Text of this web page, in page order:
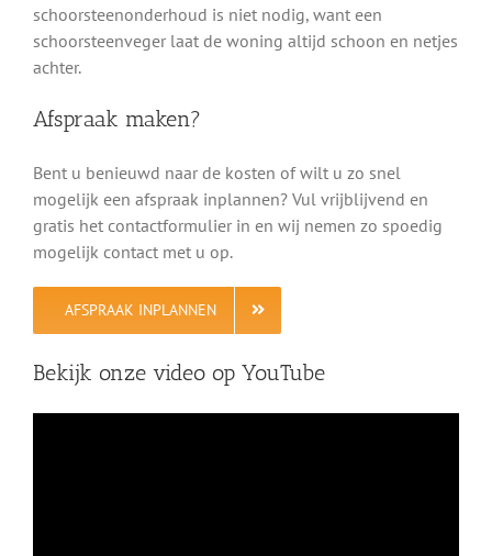
schoorsteenonderhoud is niet nodig, want een
schoorsteenveger laat de woning altijd schoon en netjes
achter.
Afspraak maken?
Bent u benieuwd naar de kosten of wilt u zo snel
mogelijk een afspraak inplannen? Vul vrijblijvend en
gratis het contactformulier in en wij nemen zo spoedig
mogelijk contact met u op.
AFSPRAAK INPLANNEN
Bekijk onze video op YouTube